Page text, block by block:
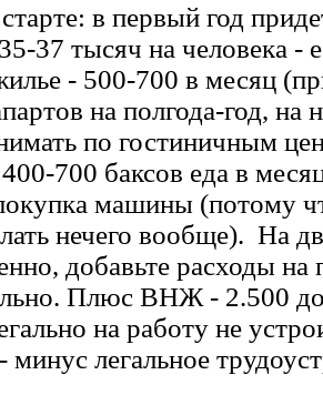
в первый год
37 тысяч на человека -
- 500-700 в месяц
на полгода-год, на
по гостиничным
700 баксов еда в
машины (потому
нечего вообще). На
добавьте расходы на
Плюс ВНЖ - 2.500
на работу не
минус легальное